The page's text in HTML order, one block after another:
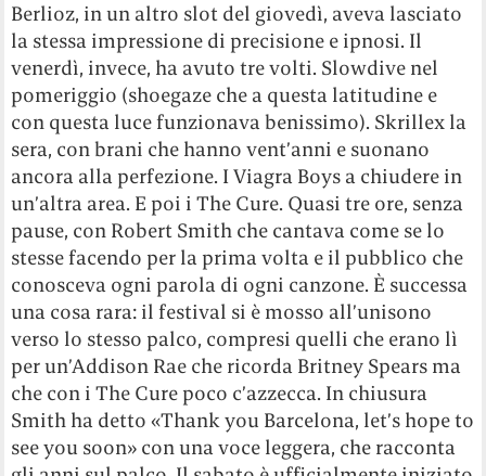
Berlioz, in un altro slot del giovedì, aveva lasciato
la stessa impressione di precisione e ipnosi. Il
venerdì, invece, ha avuto tre volti. Slowdive nel
pomeriggio (shoegaze che a questa latitudine e
con questa luce funzionava benissimo). Skrillex la
sera, con brani che hanno vent’anni e suonano
ancora alla perfezione. I Viagra Boys a chiudere in
un’altra area. E poi i The Cure. Quasi tre ore, senza
pause, con Robert Smith che cantava come se lo
stesse facendo per la prima volta e il pubblico che
conosceva ogni parola di ogni canzone. È successa
una cosa rara: il festival si è mosso all’unisono
verso lo stesso palco, compresi quelli che erano lì
per un’Addison Rae che ricorda Britney Spears ma
che con i The Cure poco c’azzecca. In chiusura
Smith ha detto «Thank you Barcelona, let’s hope to
see you soon» con una voce leggera, che racconta